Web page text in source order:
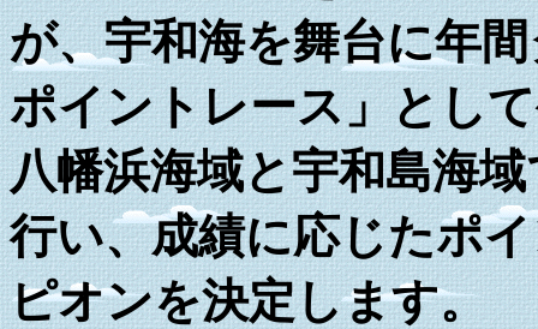
が、宇和海を舞台に年
ポイントレース」とし
八幡浜海域と宇和島海
行い、成績に応じたポ
ピオンを決定します。